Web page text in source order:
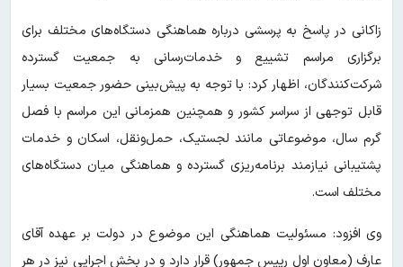
زاکانی در پاسخ به پرسشی درباره هماهنگی دستگاه‌های مختلف برای
برگزاری مراسم تشییع و خدمات‌رسانی به جمعیت گسترده
شرکت‌کنندگان، اظهار کرد: با توجه به پیش‌بینی حضور جمعیت بسیار
قابل توجهی از سراسر کشور و همچنین همزمانی این مراسم با فصل
گرم سال، موضوعاتی مانند لجستیک، حمل‌ونقل، اسکان و خدمات
پشتیبانی نیازمند برنامه‌ریزی گسترده و هماهنگی میان دستگاه‌های
مختلف است.
وی افزود: مسئولیت هماهنگی این موضوع در دولت بر عهده آقای
عارف (معاون اول رییس جمهور) قرار دارد و در بخش اجرایی نیز در هر